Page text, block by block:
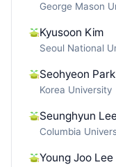
George Mason
Kyusoon Kim
Seoul National
Seohyeon Park
Korea University
Seunghyun
Columbia
Young Joo Lee